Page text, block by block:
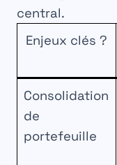
central.
Enjeux clés ?
Consolidation
de
portefeuille